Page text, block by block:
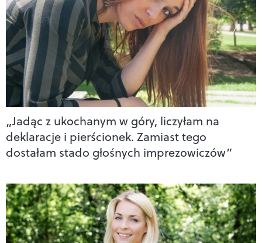
„Jadąc z ukochanym w góry, liczyłam na
deklaracje i pierścionek. Zamiast tego
dostałam stado głośnych imprezowiczów”